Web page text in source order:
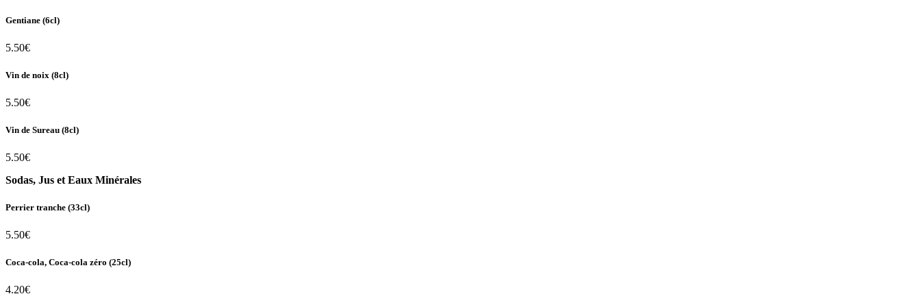
Gentiane (6cl)
5.50€
Vin de noix (8cl)
5.50€
Vin de Sureau (8cl)
5.50€
Sodas, Jus et Eaux Minérales​
Perrier tranche (33cl)
5.50€
Coca-cola, Coca-cola zéro (25cl)
4.20€